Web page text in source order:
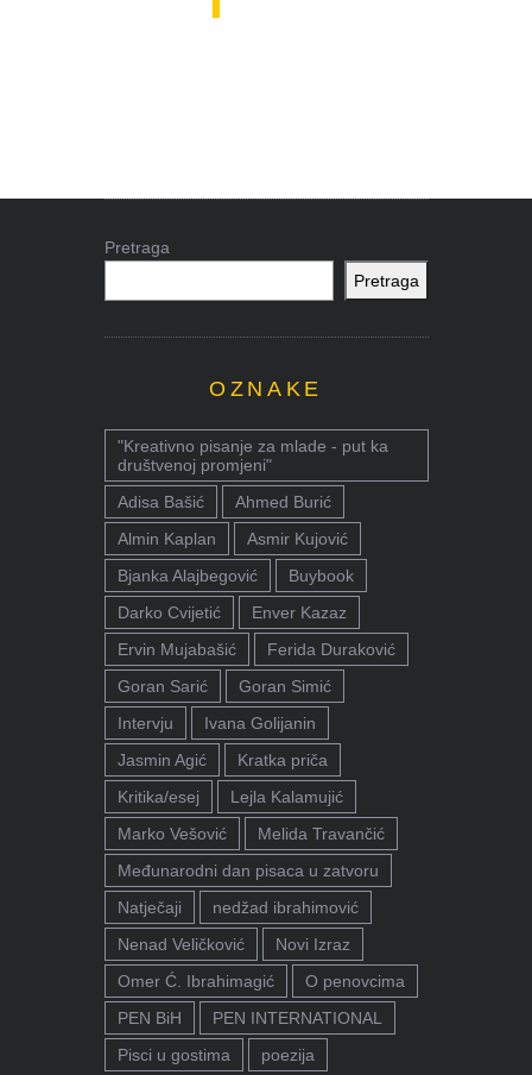
Pretraga
Pretraga
OZNAKE
"Kreativno pisanje za mlade - put ka
društvenoj promjeni"
Adisa Bašić
Ahmed Burić
Almin Kaplan
Asmir Kujović
Bjanka Alajbegović
Buybook
Darko Cvijetić
Enver Kazaz
Ervin Mujabašić
Ferida Duraković
Goran Sarić
Goran Simić
Intervju
Ivana Golijanin
Jasmin Agić
Kratka priča
Kritika/esej
Lejla Kalamujić
Marko Vešović
Melida Travančić
Međunarodni dan pisaca u zatvoru
Natječaji
nedžad ibrahimović
Nenad Veličković
Novi Izraz
Omer Ć. Ibrahimagić
O penovcima
PEN BiH
PEN INTERNATIONAL
Pisci u gostima
poezija